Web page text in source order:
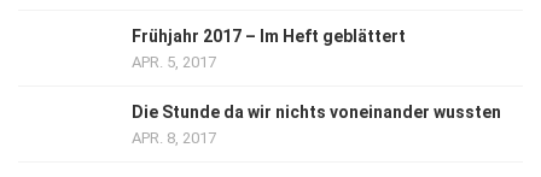
Frühjahr 2017 – Im Heft geblättert
APR. 5, 2017
Die Stunde da wir nichts voneinander wussten
APR. 8, 2017